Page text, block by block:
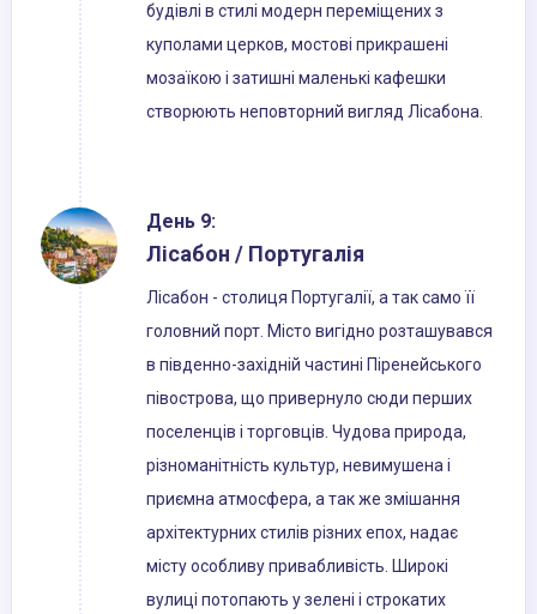
будівлі в стилі модерн переміщених з
куполами церков, мостові прикрашені
мозаїкою і затишні маленькі кафешки
створюють неповторний вигляд Лісабона.
День 9:
Лісабон / Португалія
Лісабон - столиця Португалії, а так само її
головний порт. Місто вигідно розташувався
в південно-західній частині Піренейського
півострова, що привернуло сюди перших
поселенців і торговців. Чудова природа,
різноманітність культур, невимушена і
приємна атмосфера, а так же змішання
архітектурних стилів різних епох, надає
місту особливу привабливість. Широкі
вулиці потопають у зелені і строкатих